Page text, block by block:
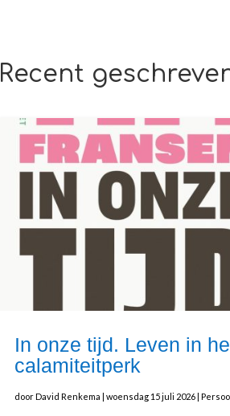
Recent
In onze tijd. Leven in
calamiteitperk
doorDavid Renkema |woensdag 15 juli 2026 |